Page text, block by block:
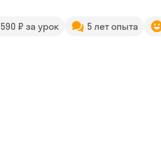
₽ за урок 5 лет опыта